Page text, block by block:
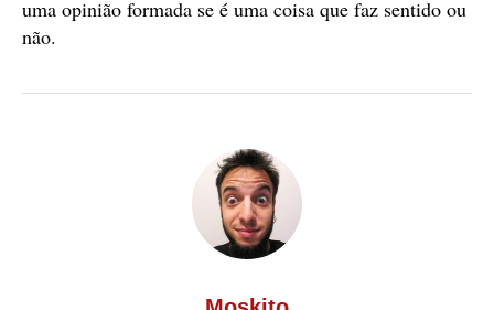
uma opinião formada se é uma coisa que faz sentido ou
não.